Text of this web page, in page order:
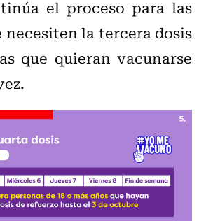
el proceso para las
necesiten la tercera dosis
que quieran vacunarse